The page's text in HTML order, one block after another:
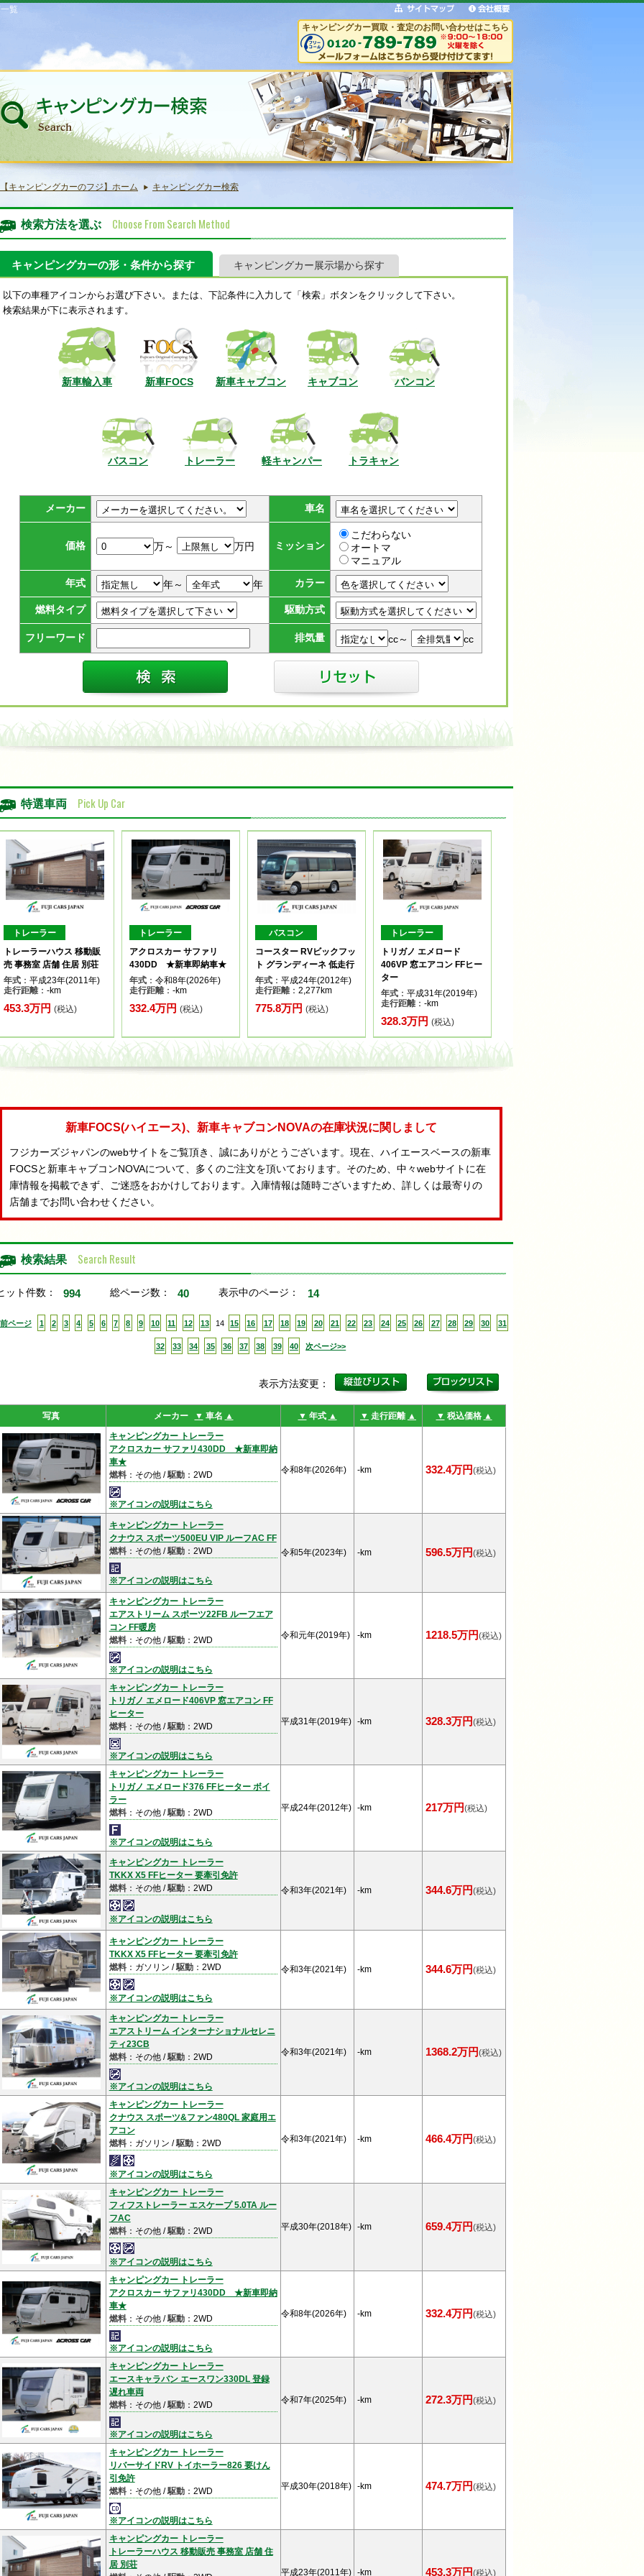
覧
キャンピングカー買取・査定のお問い合わせはこちら
【キャンピングカーのフジ】ホーム キャンピングカー検索
検索方法を選ぶ Choose From Search Method
キャンピングカーの形・条件から探す キャンピングカー展示場から探す
以下の車種アイコンからお選び下さい。または、下記条件に入力して「検索」ボタンをクリックして下さい。
検索結果が下に表示されます。
新車輸入車 新車FOCS 新車キャブコン キャブコン バンコン
バスコン トレーラー 軽キャンパー トラキャン
メーカー 車名
価格 万～ 万円 ミッション
こだわらない
オートマ
マニュアル
年式 年～ 年 カラー
燃料タイプ 駆動方式
フリーワード 排気量 cc～ cc
特選車両 Pick Up Car
トレーラー
トレーラーハウス 移動販
売 事務室 店舗 住居 別荘
年式 ：平成23年(2011年)
走行距離：-km
453.3万円 (税込)
トレーラー
アクロスカー サファリ
430DD ★新車即納車★
年式 ：令和8年(2026年)
走行距離：-km
332.4万円 (税込)
バスコン
コースター RVビックフッ
ト グランディーネ 低走行
年式 ：平成24年(2012年)
走行距離：2,277km
775.8万円 (税込)
トレーラー
トリガノ エメロード
406VP 窓エアコン FFヒー
ター
年式 ：平成31年(2019年)
走行距離：-km
328.3万円 (税込)
新車FOCS(ハイエース)、新車キャブコンNOVAの在庫状況に関しまして
フジカーズジャパンのwebサイトをご覧頂き、誠にありがとうございます。現在、ハイエースベースの新車
FOCSと新車キャブコンNOVAについて、多くのご注文を頂いております。そのため、中々webサイトに在
庫情報を掲載できず、ご迷惑をおかけしております。入庫情報は随時ございますため、詳しくは最寄りの
店舗までお問い合わせください。
検索結果 Search Result
ット件数： 994 総ページ数： 40 表示中のページ： 14
ページ 1 2 3 4 5 6 7 8 9 10 11 12 13 14 15 16 17 18 19 20 21 22 23 24 25 26 27 28 29 30 31
32 33 34 35 36 37 38 39 40 次ページ>>
表示方法変更：
写真 メーカー ▼ 車名 ▲ ▼ 年式 ▲ ▼ 走行距離 ▲ ▼ 税込価格 ▲
キャンピングカー トレーラー
アクロスカー サファリ430DD ★新車即納
車★
燃料：その他 /駆動：2WD
※アイコンの説明はこちら
令和8年(2026年) -km 332.4万円(税込)
キャンピングカー トレーラー
クナウス スポーツ500EU VIP ルーフAC FF
燃料：その他 /駆動：2WD
※アイコンの説明はこちら
令和5年(2023年) -km 596.5万円(税込)
キャンピングカー トレーラー
エアストリーム スポーツ22FB ルーフエア
コン FF暖房
燃料：その他 /駆動：2WD
※アイコンの説明はこちら
令和元年(2019年) -km 1218.5万円(税込)
キャンピングカー トレーラー
トリガノ エメロード406VP 窓エアコン FF
ヒーター
燃料：その他 /駆動：2WD
※アイコンの説明はこちら
平成31年(2019年) -km 328.3万円(税込)
キャンピングカー トレーラー
トリガノ エメロード376 FFヒーター ボイ
ラー
燃料：その他 /駆動：2WD
※アイコンの説明はこちら
平成24年(2012年) -km 217万円(税込)
キャンピングカー トレーラー
TKKX X5 FFヒーター 要牽引免許
燃料：その他 /駆動：2WD
※アイコンの説明はこちら
令和3年(2021年) -km 344.6万円(税込)
キャンピングカー トレーラー
TKKX X5 FFヒーター 要牽引免許
燃料：ガソリン /駆動：2WD
※アイコンの説明はこちら
令和3年(2021年) -km 344.6万円(税込)
キャンピングカー トレーラー
エアストリーム インターナショナルセレニ
ティ23CB
燃料：その他 /駆動：2WD
※アイコンの説明はこちら
令和3年(2021年) -km 1368.2万円(税込)
キャンピングカー トレーラー
クナウス スポーツ&ファン480QL 家庭用エ
アコン
燃料：ガソリン /駆動：2WD
※アイコンの説明はこちら
令和3年(2021年) -km 466.4万円(税込)
キャンピングカー トレーラー
フィフストレーラー エスケープ 5.0TA ルー
フAC
燃料：その他 /駆動：2WD
※アイコンの説明はこちら
平成30年(2018年) -km 659.4万円(税込)
キャンピングカー トレーラー
アクロスカー サファリ430DD ★新車即納
車★
燃料：その他 /駆動：2WD
※アイコンの説明はこちら
令和8年(2026年) -km 332.4万円(税込)
キャンピングカー トレーラー
エースキャラバン エースワン330DL 登録
遅れ車両
燃料：その他 /駆動：2WD
※アイコンの説明はこちら
令和7年(2025年) -km 272.3万円(税込)
キャンピングカー トレーラー
リバーサイドRV トイホーラー826 要けん
引免許
燃料：その他 /駆動：2WD
※アイコンの説明はこちら
平成30年(2018年) -km 474.7万円(税込)
キャンピングカー トレーラー
トレーラーハウス 移動販売 事務室 店舗 住
居 別荘
平成23年(2011年) -km 453.3万円(税込)